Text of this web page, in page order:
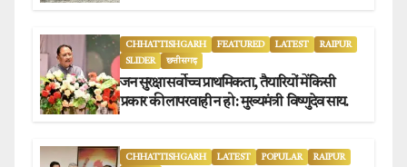
CHHATTISHGARH FEATURED LATEST
RAIPUR
SLIDER
छत्तीसगढ़
जन सुरक्षा सर्वोच्च प्राथमिकता, तैयारियों में किसी
प्रकार की लापरवाही न हो : मुख्यमंत्री विष्णुदेव साय.
CHHATTISHGARH LATEST POPULAR
RAIPUR